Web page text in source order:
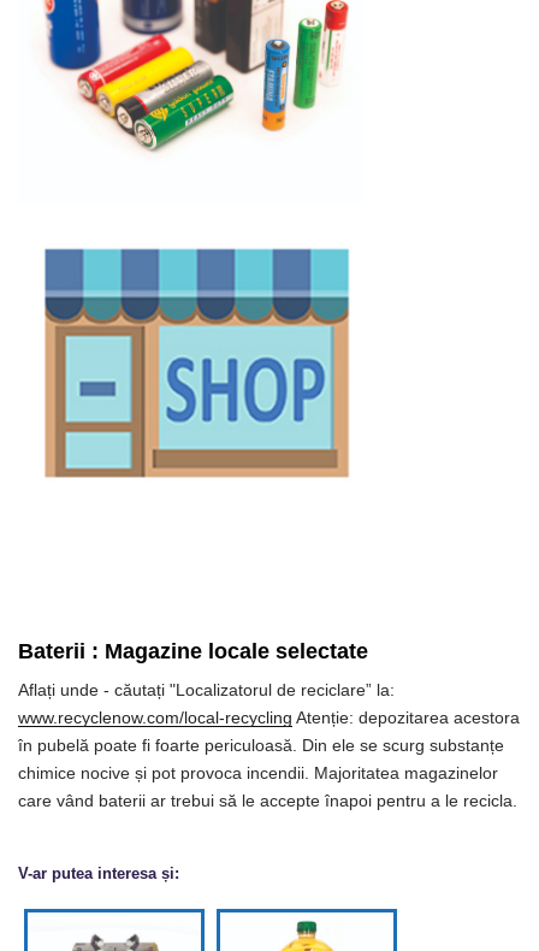
Baterii : Magazine locale selectate
Aflați unde - căutați "Localizatorul de reciclare” la:
www.recyclenow.com/local-recycling Atenție: depozitarea acestora
în pubelă poate fi foarte periculoasă. Din ele se scurg substanțe
chimice nocive și pot provoca incendii. Majoritatea magazinelor
care vând baterii ar trebui să le accepte înapoi pentru a le recicla.
V-ar putea interesa și: